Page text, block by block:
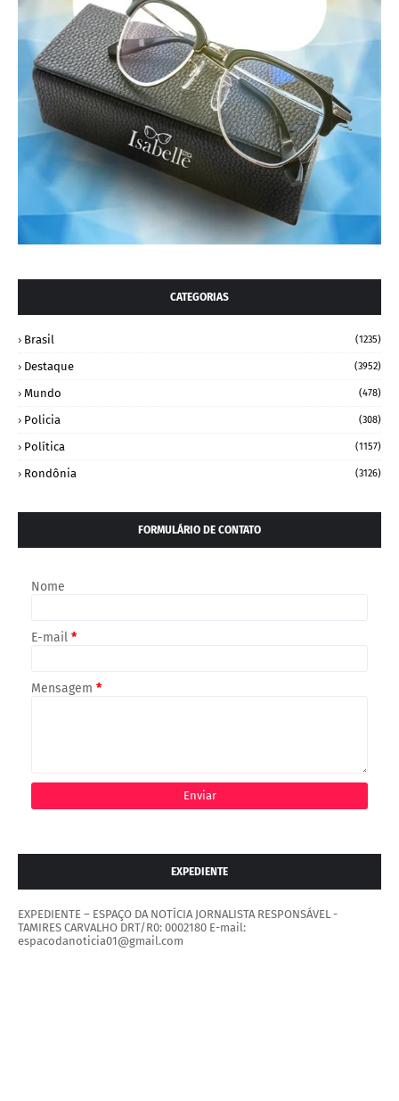
CATEGORIAS
Brasil (1235)
Destaque (3952)
Mundo (478)
Policia (308)
Política (1157)
Rondônia (3126)
FORMULÁRIO DE CONTATO
Nome
E-mail *
Mensagem *
EXPEDIENTE
EXPEDIENTE – ESPAÇO DA NOTÍCIA JORNALISTA RESPONSÁVEL -
TAMIRES CARVALHO DRT/R0: 0002180 E-mail:
espacodanoticia01@gmail.com